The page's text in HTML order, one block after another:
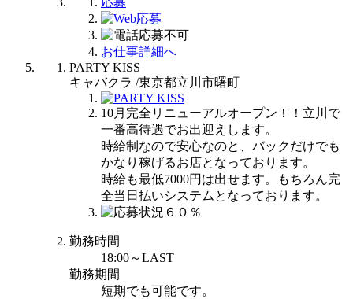
お仕事詳細へ
PARTY KISS
キャバクラ /東京都立川市曙町
10月完全リニューアルオープン！！立川で
一番高待遇でお出迎えします。
時給制なので安心なのと、バックだけでも
かなり稼げるお店となっております。
時給も最低7000円は出せます。もちろん完
全当日払いシステムとなっております。
勤務時間
18:00～LAST
勤務期間
短期でも可能です。